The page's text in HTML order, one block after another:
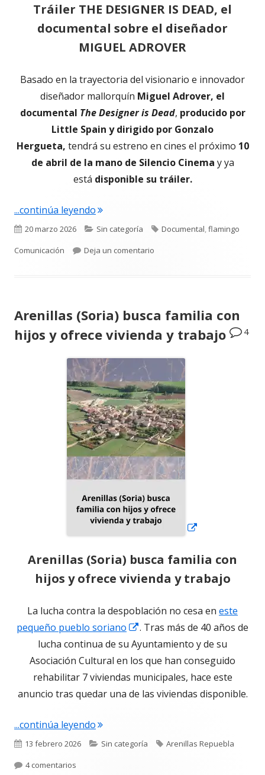
Tráiler THE DESIGNER IS DEAD, el
documental sobre el diseñador
MIGUEL ADROVER
Basado en la trayectoria del visionario e innovador
diseñador mallorquín Miguel Adrover, el
documental The Designer is Dead, producido por
Little Spain y dirigido por Gonzalo
Hergueta, tendrá su estreno en cines el próximo 10
de abril de la mano de Silencio Cinema y ya
está disponible su tráiler.
...continúa leyendo"Tráiler THE DESIGNER IS DEAD, el
Publicado
el
20 marzo 2026 Categorías
Sin categoría Etiquetas
Documental,flamingo
Comunicación
Deja un comentario
Arenillas (Soria) busca familia con
hijos y ofrece vivienda y trabajo
4
Arenillas (Soria) busca familia con
hijos y ofrece vivienda y trabajo
La lucha contra la despoblación no cesa en este
pequeño pueblo soriano
Abrir
en
una
ventana
nueva
. Tras más de 40 años de
lucha continua de su Ayuntamiento y de su
Asociación Cultural en los que han conseguido
rehabilitar 7 viviendas municipales, hace este
anuncio tras quedar una de las viviendas disponible.
...continúa leyendo"Arenillas (Soria) busca familia con
Publicado
el
13 febrero 2026 Categorías
Sin categoría Etiquetas
Arenillas Repuebla
4 comentarios